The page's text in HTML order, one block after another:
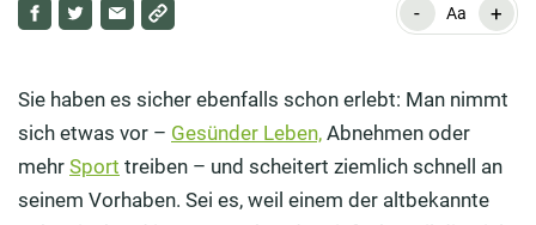
Was ist WOOP?
Wofür eignet sich WOOP?
Funktioniert WOOP bei allen Menschen?
Wie funktioniert die WOOP-Methode?
- Aa +
Sie haben es sicher ebenfalls schon erlebt: Man nimmt
sich etwas vor – Gesünder Leben, Abnehmen oder
mehr Sport treiben – und scheitert ziemlich schnell an
seinem Vorhaben. Sei es, weil einem der altbekannte